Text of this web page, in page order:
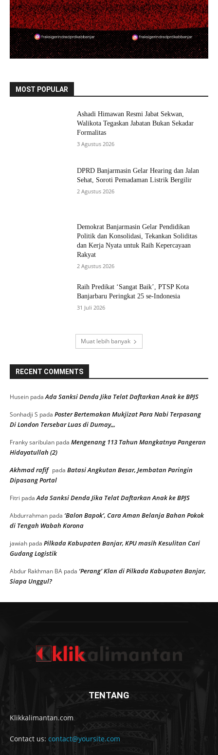
MOST POPULAR
Ashadi Himawan Resmi Jabat Sekwan,
Walikota Tegaskan Jabatan Bukan Sekadar
Formalitas
3 Agustus 2026
DPRD Banjarmasin Gelar Hearing dan Jalan
Sehat, Soroti Pemadaman Listrik Bergilir
2 Agustus 2026
Demokrat Banjarmasin Gelar Pendidikan
Politik dan Konsolidasi, Tekankan Soliditas
dan Kerja Nyata untuk Raih Kepercayaan
Rakyat
2 Agustus 2026
Raih Predikat ‘Sangat Baik’, PTSP Kota
Banjarbaru Peringkat 25 se-Indonesia
31 Juli 2026
Muat lebih banyak
RECENT COMMENTS
Husein padaAda Sanksi Denda Jika Telat Daftarkan Anak ke BPJS
Sonhadji S pada Poster Bertemakan Mukjizat Para Nabi Terpasang
Di London Tersebar Luas di Dumay,,,
Franky saribulan pada Mengenang 113 Tahun Mangkatnya Pangeran
Hidayatullah (2)
Akhmad rafif pada Batasi Angkutan Besar, Jembatan Paringin
Dipasang Portal
Fitri padaAda Sanksi Denda Jika Telat Daftarkan Anak ke BPJS
Abdurrahman pada ‘Balon Bapok’, Cara Aman Belanja Bahan Pokok
di Tengah Wabah Korona
jawiah pada Pilkada Kabupaten Banjar, KPU masih Kesulitan Cari
Gudang Logistik
Abdur Rakhman BA pada ‘Perang’ Klan di Pilkada Kabupaten Banjar,
Siapa Unggul?
TENTANG
Klikkalimantan.com
Contact us: contact@yoursite.com